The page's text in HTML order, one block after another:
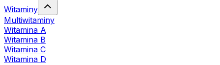
Witaminy
Multiwitaminy
Witamina A
Witamina B
Witamina C
Witamina D